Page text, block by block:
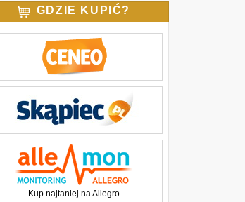
GDZIE KUPIĆ?
Kup najtaniej na Allegro